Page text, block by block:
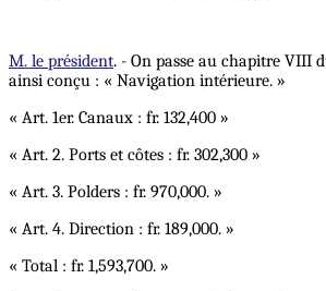
M. le président. - On passe au chapitre VIII
ainsi conçu : « Navigation intérieure. »
« Art. 1er. Canaux : fr. 132,400 »
« Art. 2. Ports et côtes : fr. 302,300 »
« Art. 3. Polders : fr. 970,000. »
« Art. 4. Direction : fr. 189,000. »
« Total : fr. 1,593,700. »